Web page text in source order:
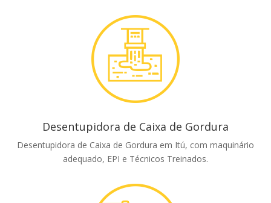
Desentupidora de Caixa de Gordura
Desentupidora de Caixa de Gordura em Itú, com maquinário
adequado, EPI e Técnicos Treinados.